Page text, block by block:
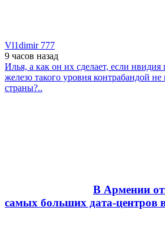
Vl1dimir 777
9 часов назад
Илья, а как он их сделает, если
железо такого уровня контрабандой не
страны?..
В Армении
самых больших дата-центров